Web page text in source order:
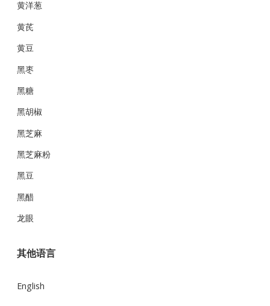
黄洋葱
黄芪
黄豆
黑枣
黑糖
黑胡椒
黑芝麻
黑芝麻粉
黑豆
黑醋
龙眼
其他语言
English